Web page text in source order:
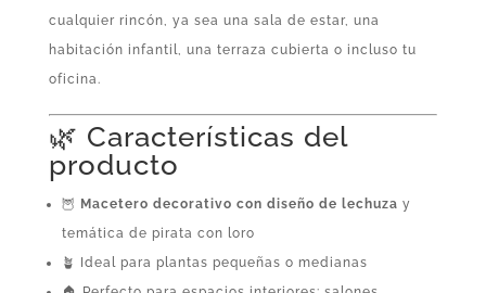
cualquier rincón, ya sea una sala de estar, una
habitación infantil, una terraza cubierta o incluso tu
oficina.
🌿 Características del
producto
🦉 Macetero decorativo con diseño de lechuza y
temática de pirata con loro
🪴 Ideal para plantas pequeñas o medianas